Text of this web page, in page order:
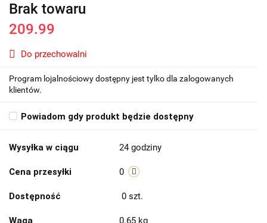
Brak towaru
209.99
Do przechowalni
Program lojalnościowy dostępny jest tylko dla zalogowanych
klientów.
Powiadom gdy produkt będzie dostępny
Wysyłka w ciągu 24 godziny
Cena przesyłki 0
Dostępność 0 szt.
Waga 0.65 kg